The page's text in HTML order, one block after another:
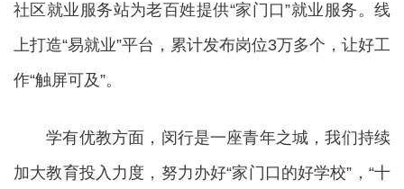
社区就业服务站为老百姓提供“家门口”就业服务。线
上打造“易就业”平台，累计发布岗位3万多个，让好工
作“触屏可及”。
学有优教方面，闵行是一座青年之城，我们持续
加大教育投入力度，努力办好“家门口的好学校”，“十